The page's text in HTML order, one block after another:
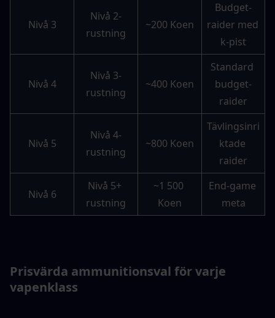
Nivå 3
Nivå 2-
rustning
~200 Koen
Budget-
raider med
k-pist
Nivå 4
Nivå 3-
rustning
~400 Koen
Standard
budget-
raider
Nivå 5
Nivå 4-
rustning
~800 Koen
Tävlingsinri
ktade
raider
Nivå 6
Nivå 5+
rustning
~1 500
Koen
End-game
meta
Prisvärda ammunitionsval för varje
vapenklass